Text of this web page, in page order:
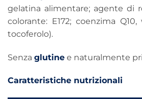
gelatina alimentare; agente di
colorante: E172; coenzima
tocoferolo).
Senza glutine e naturalmente
Caratteristiche nutrizionali